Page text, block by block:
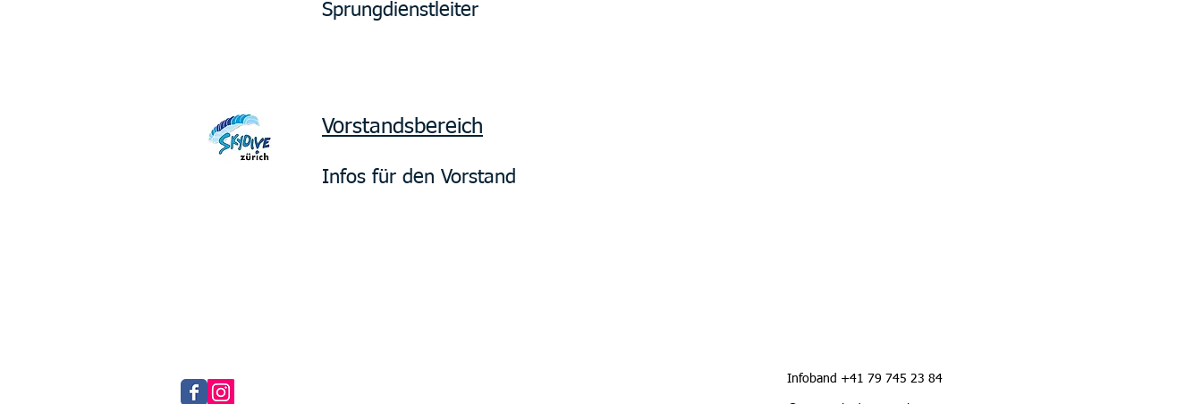
Sprungdienstleiter
Vorstandsbereich
Infos für den Vorstand
Infoband +41 79 745 23 84